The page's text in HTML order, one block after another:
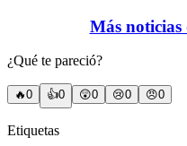
Más
¿Qué te pareció?
🔥0 👍0 😲0 😢0 😠0
Etiquetas